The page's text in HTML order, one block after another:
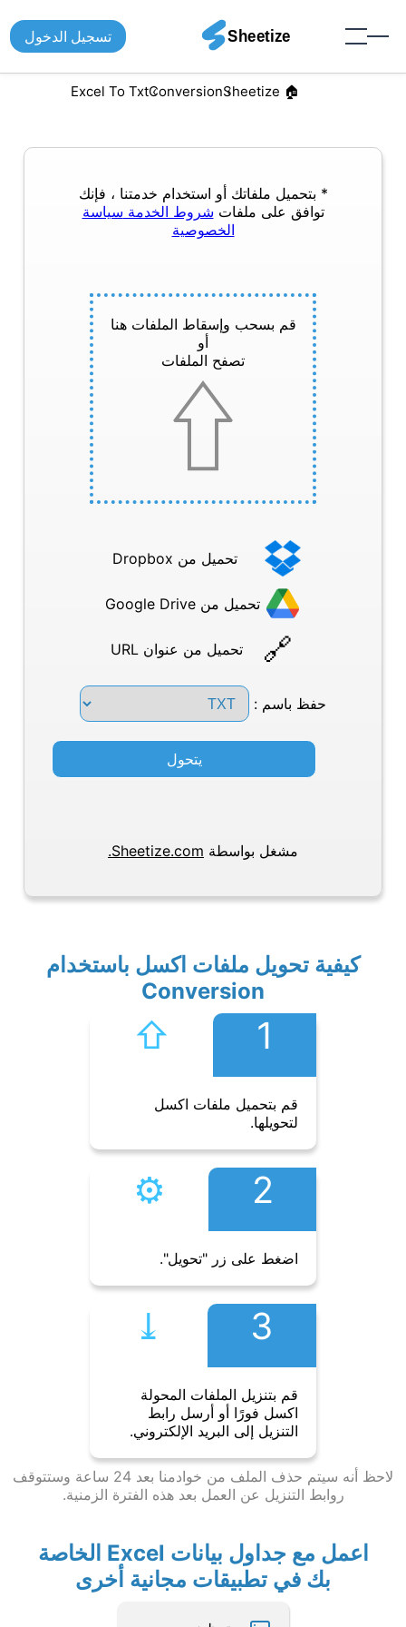
تسجيل الدخول
🏠︎ Sheetize
Conversion
Excel To Txt
* بتحميل ملفاتك أو استخدام خدمتنا ، فإنك
توافق على ملفات شروط الخدمة سياسة
الخصوصية
قم بسحب وإسقاط الملفات هنا
أو
تصفح الملفات
تحميل من Dropbox
تحميل من Google Drive
تحميل من عنوان URL
حفظ باسم :
يتحول
مشغل بواسطة Sheetize.com.
كيفية تحويل ملفات اكسل باستخدام
Conversion
1
⇧︎
قم بتحميل ملفات اكسل
لتحويلها.
2
⚙︎
اضغط على زر "تحويل".
3
⤓︎
قم بتنزيل الملفات المحولة
اكسل فورًا أو أرسل رابط
التنزيل إلى البريد الإلكتروني.
لاحظ أنه سيتم حذف الملف من خوادمنا بعد 24 ساعة وستتوقف
روابط التنزيل عن العمل بعد هذه الفترة الزمنية.
اعمل مع جداول بيانات Excel الخاصة
بك في تطبيقات مجانية أخرى